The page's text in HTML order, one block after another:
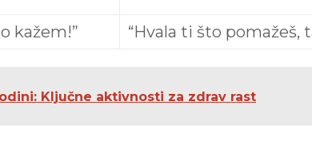
kažem!” “Hvala ti što pomažeš,
Ključne aktivnosti za zdrav rast